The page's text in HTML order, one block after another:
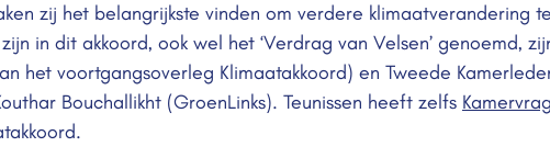
zij het belangrijkste vinden om verdere klimaatverandering
in dit akkoord, ook wel het ‘Verdrag van Velsen’ genoemd,
het voortgangsoverleg Klimaatakkoord) en Tweede
Bouchallikht (GroenLinks). Teunissen heeft zelfs